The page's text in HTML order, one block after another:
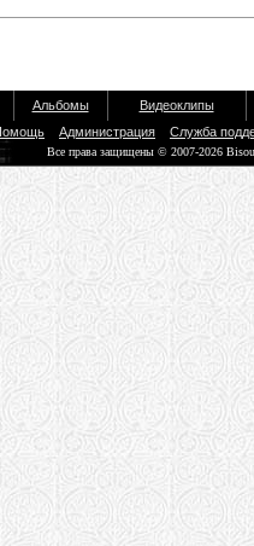
Альбомы
Видеоклипы
Администрация Служба
Все права защищены © 2007-2026